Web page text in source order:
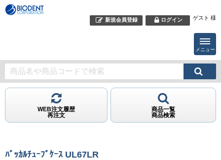
新規会員登録 ログイン ゲスト 様
メニュー
WEB注文履歴
再注文
商品一覧
商品検索
ﾊﾞｯｶﾙﾁｭｰﾌﾞｹｰｽ UL67LR